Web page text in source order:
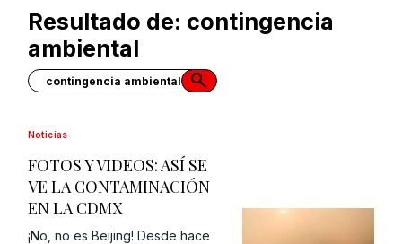
Resultado de: contingencia
ambiental
Noticias
FOTOS Y VIDEOS: ASÍ SE
VE LA CONTAMINACIÓN
EN LA CDMX
¡No, no es Beijing! Desde hace